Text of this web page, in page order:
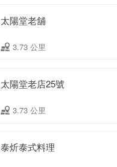
太陽堂老舖
3.73 公里
太陽堂老店25號
3.73 公里
泰炘泰式料理